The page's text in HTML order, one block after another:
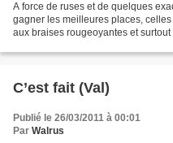
A force de ruses et de quelques
gagner les meilleures places,
aux braises rougeoyantes et
C’est fait (Val)
Publié le 26/03/2011 à 00:01
Par Walrus